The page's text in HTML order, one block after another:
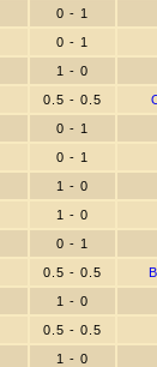
0 - 1
0 - 1
1 - 0
0.5 - 0.5
0 - 1
0 - 1
1 - 0
1 - 0
0 - 1
0.5 - 0.5
1 - 0
0.5 - 0.5
1 - 0